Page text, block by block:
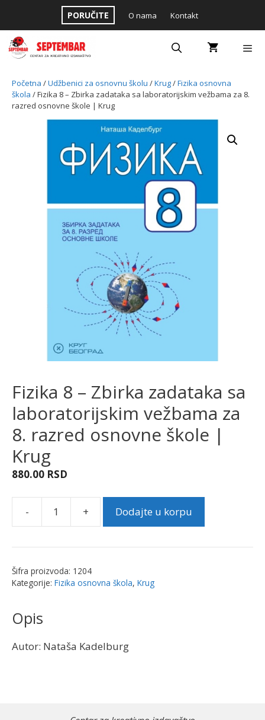
content
PORUČITE O nama Kontakt
Početna /Udžbenici za osnovnu školu /Krug/Fizika osnovna
škola / Fizika 8 – Zbirka zadataka sa laboratorijskim vežbama za 8.
razred osnovne škole | Krug
Fizika 8 – Zbirka zadataka sa
laboratorijskim vežbama za
8. razred osnovne škole |
Krug
880.00 RSD
-
Fizika
-
zadataka
8.
+ Dodajte u korpu
Šifra proizvoda: 1204
Kategorije: Fizika osnovna škola, Krug
Opis
Autor: Nataša Kadelburg